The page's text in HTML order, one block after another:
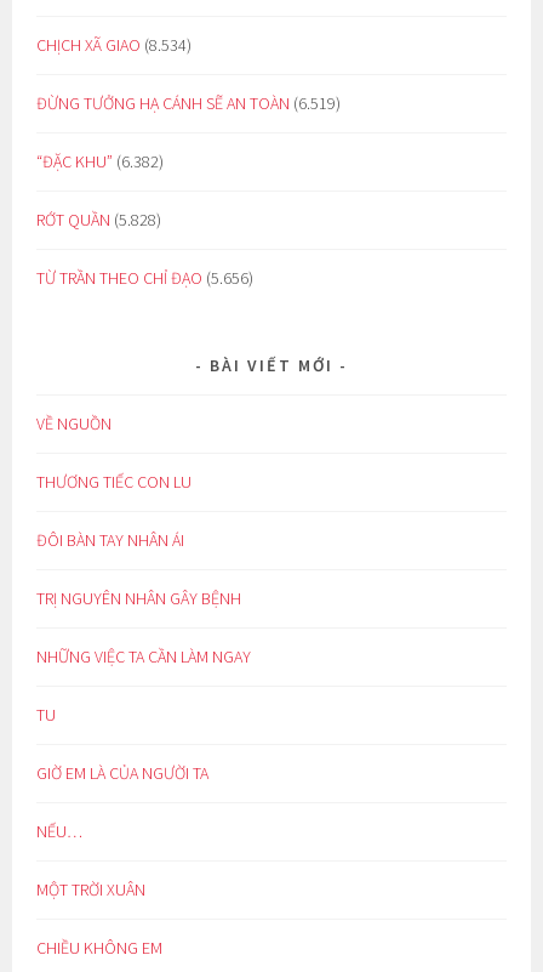
CHỊCH XÃ GIAO (8.534)
ĐỪNG TƯỞNG HẠ CÁNH SẼ AN TOÀN (6.519)
“ĐẶC KHU” (6.382)
RỚT QUẦN (5.828)
TỪ TRẦN THEO CHỈ ĐẠO (5.656)
BÀI VIẾT MỚI
VỀ NGUỒN
THƯƠNG TIẾC CON LU
ĐÔI BÀN TAY NHÂN ÁI
TRỊ NGUYÊN NHÂN GÂY BỆNH
NHỮNG VIỆC TA CẦN LÀM NGAY
TU
GIỜ EM LÀ CỦA NGƯỜI TA
NẾU…
MỘT TRỜI XUÂN
CHIỀU KHÔNG EM